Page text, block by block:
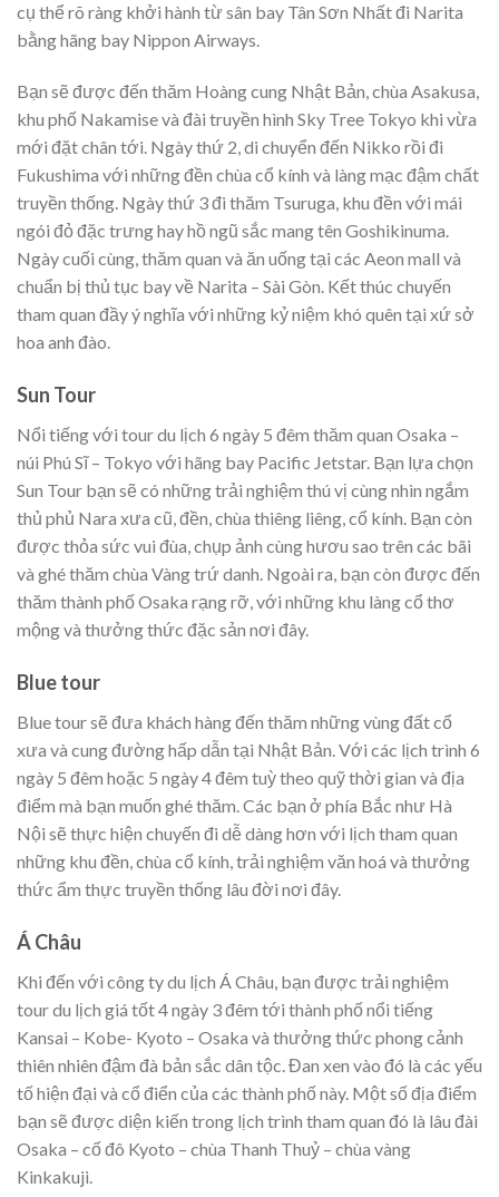
cụ thể rõ ràng khởi hành từ sân bay Tân Sơn Nhất đi Narita
bằng hãng bay Nippon Airways.
Bạn sẽ được đến thăm Hoàng cung Nhật Bản, chùa Asakusa,
khu phố Nakamise và đài truyền hình Sky Tree Tokyo khi vừa
mới đặt chân tới. Ngày thứ 2, di chuyển đến Nikko rồi đi
Fukushima với những đền chùa cổ kính và làng mạc đậm chất
truyền thống. Ngày thứ 3 đi thăm Tsuruga, khu đền với mái
ngói đỏ đặc trưng hay hồ ngũ sắc mang tên Goshikinuma.
Ngày cuối cùng, thăm quan và ăn uống tại các Aeon mall và
chuẩn bị thủ tục bay về Narita – Sài Gòn. Kết thúc chuyến
tham quan đầy ý nghĩa với những kỷ niệm khó quên tại xứ sở
hoa anh đào.
Sun Tour
Nổi tiếng với tour du lịch 6 ngày 5 đêm thăm quan Osaka –
núi Phú Sĩ – Tokyo với hãng bay Pacific Jetstar. Bạn lựa chọn
Sun Tour bạn sẽ có những trải nghiệm thú vị cùng nhìn ngắm
thủ phủ Nara xưa cũ, đền, chùa thiêng liêng, cổ kính. Bạn còn
được thỏa sức vui đùa, chụp ảnh cùng hươu sao trên các bãi
và ghé thăm chùa Vàng trứ danh. Ngoài ra, bạn còn được đến
thăm thành phố Osaka rạng rỡ, với những khu làng cổ thơ
mộng và thưởng thức đặc sản nơi đây.
Blue tour
Blue tour sẽ đưa khách hàng đến thăm những vùng đất cổ
xưa và cung đường hấp dẫn tại Nhật Bản. Với các lịch trình 6
ngày 5 đêm hoặc 5 ngày 4 đêm tuỳ theo quỹ thời gian và địa
điểm mà bạn muốn ghé thăm. Các bạn ở phía Bắc như Hà
Nội sẽ thực hiện chuyến đi dễ dàng hơn với lịch tham quan
những khu đền, chùa cổ kính, trải nghiệm văn hoá và thưởng
thức ẩm thực truyền thống lâu đời nơi đây.
Á Châu
Khi đến với công ty du lịch Á Châu, bạn được trải nghiệm
tour du lịch giá tốt 4 ngày 3 đêm tới thành phố nổi tiếng
Kansai – Kobe- Kyoto – Osaka và thưởng thức phong cảnh
thiên nhiên đậm đà bản sắc dân tộc. Đan xen vào đó là các yếu
tố hiện đại và cổ điển của các thành phố này. Một số địa điểm
bạn sẽ được diện kiến trong lịch trình tham quan đó là lâu đài
Osaka – cố đô Kyoto – chùa Thanh Thuỷ – chùa vàng
Kinkakuji.